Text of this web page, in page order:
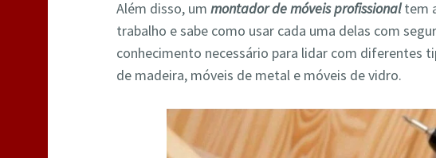
Além disso, ummontador de móveis profissionaltem
trabalho e sabe como usar cada uma delas com
conhecimento necessário para lidar com diferentes
de madeira, móveis de metal e móveis de vidro.